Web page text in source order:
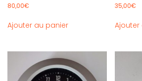
80,00€
Ajouter au panier
35,00€